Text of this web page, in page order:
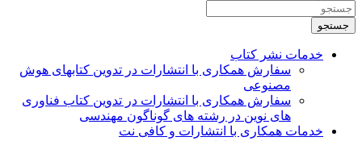
جستجو
خدمات نشر کتاب
سفارش همکاری با انتشارات در تدوین کتابهای هوش
مصنوعی
سفارش همکاری با انتشارات در تدوین کتاب فناوری
های نوین در رشته های گوناگون مهندسی
خدمات همکاری با انتشارات و کافی نت